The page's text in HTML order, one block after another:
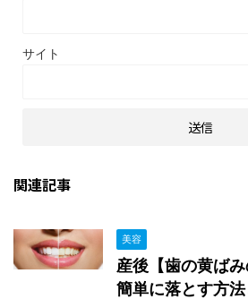
サイト
関連記事
美容
産後【歯の黄ば
簡単に落とす方